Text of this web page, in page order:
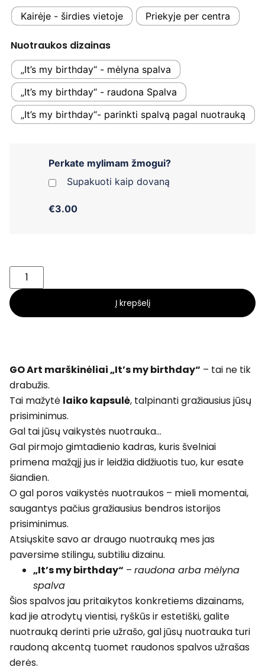
Kairėje - širdies vietoje Priekyje per centra
Nuotraukos dizainas
„It’s my birthday“ - mėlyna spalva
„It’s my birthday“ - raudona Spalva
„It’s my birthday“- parinkti spalvą pagal nuotrauką
Perkate mylimam žmogui?
Supakuoti kaip dovaną
€3.00
Į krepšelį
GO Art marškinėliai „It’s my birthday“ – tai ne tik
drabužis.
Tai mažytė laiko kapsulė, talpinanti gražiausius jūsų
prisiminimus.
Gal tai jūsų vaikystės nuotrauka…
Gal pirmojo gimtadienio kadras, kuris švelniai
primena mažąjį jus ir leidžia didžiuotis tuo, kur esate
šiandien.
O gal poros vaikystės nuotraukos – mieli momentai,
saugantys pačius gražiausius bendros istorijos
prisiminimus.
Atsiųskite savo ar draugo nuotrauką mes jas
paversime stilingu, subtiliu dizainu.
„It’s my birthday“ – raudona arba mėlyna
spalva
Šios spalvos jau pritaikytos konkretiems dizainams,
kad jie atrodytų vientisi, ryškūs ir estetiški, galite
nuotrauką derinti prie užrašo, gal jūsų nuotrauka turi
raudoną akcentą tuomet raudonos spalvos užrašas
derės.